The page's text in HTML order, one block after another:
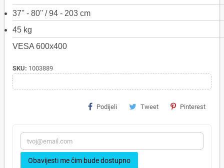
37'' - 80'' / 94 - 203 cm
45 kg
VESA 600x400
SKU: 1003889
Podijeli Tweet Pinterest
Obavijesti me čim bude dostupno